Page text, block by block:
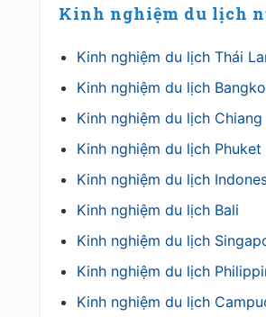
Kinh nghiệm du lịch
Kinh nghiệm du lịch Thái
Kinh nghiệm du lịch
Kinh nghiệm du lịch Chiang
Kinh nghiệm du lịch Phuket
Kinh nghiệm du lịch
Kinh nghiệm du lịch Bali
Kinh nghiệm du lịch
Kinh nghiệm du lịch
Kinh nghiệm du lịch